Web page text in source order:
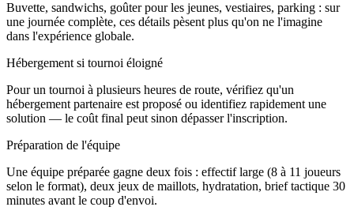
Buvette, sandwichs, goûter pour les jeunes, vestiaires, parking : sur
une journée complète, ces détails pèsent plus qu'on ne l'imagine
dans l'expérience globale.
Hébergement si tournoi éloigné
Pour un tournoi à plusieurs heures de route, vérifiez qu'un
hébergement partenaire est proposé ou identifiez rapidement une
solution — le coût final peut sinon dépasser l'inscription.
Préparation de l'équipe
Une équipe préparée gagne deux fois : effectif large (8 à 11 joueurs
selon le format), deux jeux de maillots, hydratation, brief tactique 30
minutes avant le coup d'envoi.